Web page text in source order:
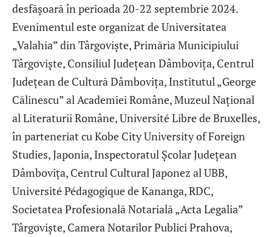
desfășoară în perioada 20-22 septembrie 2024.
Evenimentul este organizat de Universitatea
„Valahia” din Târgoviște, Primăria Municipiului
Târgoviște, Consiliul Județean Dâmbovița, Centrul
Județean de Cultură Dâmbovița, Institutul „George
Călinescu” al Academiei Române, Muzeul Național
al Literaturii Române, Université Libre de Bruxelles,
în parteneriat cu Kobe City University of Foreign
Studies, Japonia, Inspectoratul Școlar Județean
Dâmbovița, Centrul Cultural Japonez al UBB,
Université Pédagogique de Kananga, RDC,
Societatea Profesională Notarială „Acta Legalia”
Târgoviște, Camera Notarilor Publici Prahova,